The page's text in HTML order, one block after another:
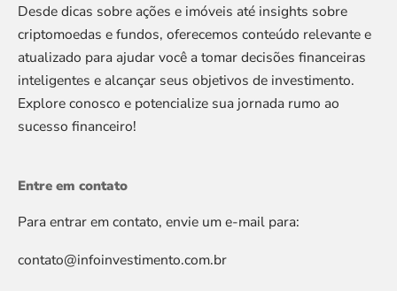
Desde dicas sobre ações e imóveis até insights sobre
criptomoedas e fundos, oferecemos conteúdo relevante e
atualizado para ajudar você a tomar decisões financeiras
inteligentes e alcançar seus objetivos de investimento.
Explore conosco e potencialize sua jornada rumo ao
sucesso financeiro!
Entre em contato
Para entrar em contato, envie um e-mail para:
contato@infoinvestimento.com.br